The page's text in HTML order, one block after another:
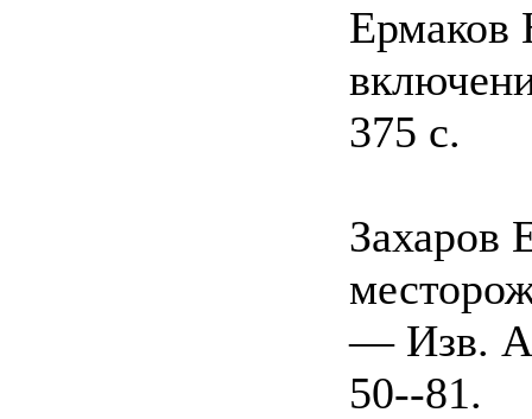
Ермаков
375 с.
Захаров
— Изв.
50--81.